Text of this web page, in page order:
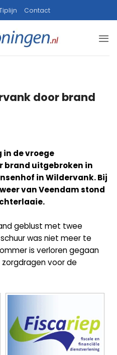
Contact
door brand
de vroege
brand uitgebroken in
in Wildervank. Bij
van Veendam stond
geblust met twee
was niet meer te
is verloren gegaan
voor de